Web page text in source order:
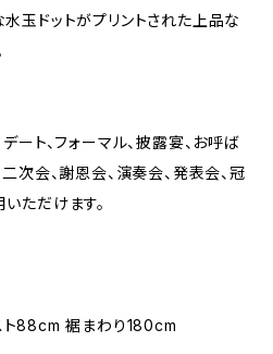
玉ドットがプリントされた上品な
ート、フォーマル、披露宴、お呼ば
次会、謝恩会、演奏会、発表会、冠
ただけます。
88cm 裾まわり180cm